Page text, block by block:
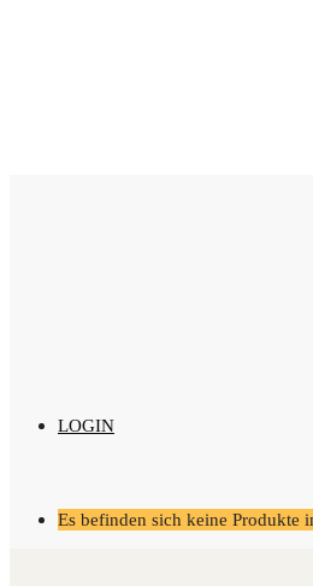
LOGIN
Es befinden sich keine Produkte